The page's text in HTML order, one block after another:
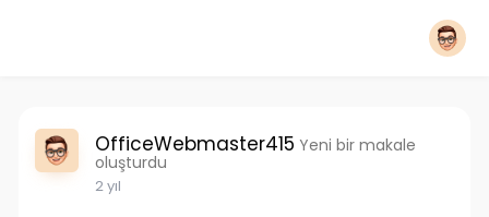
OfficeWebmaster415 Yeni bir makale
oluşturdu
2 yıl